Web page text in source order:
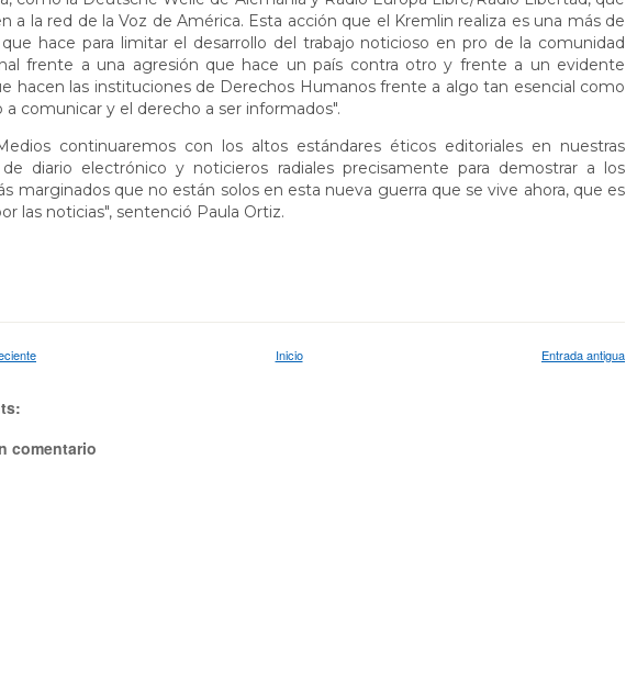
a la red de la Voz de América. Esta acción que el Kremlin realiza es una más de
hace para limitar el desarrollo del trabajo noticioso en pro de la comunidad
frente a una agresión que hace un país contra otro y frente a un evidente
hacen las instituciones de Derechos Humanos frente a algo tan esencial como
a comunicar y el derecho a ser informados".
continuaremos con los altos estándares éticos editoriales en nuestras
de diario electrónico y noticieros radiales precisamente para demostrar a los
marginados que no están solos en esta nueva guerra que se vive ahora, que es
las noticias", sentenció Paula Ortiz.
Entrada antigua
Inicio
comentario